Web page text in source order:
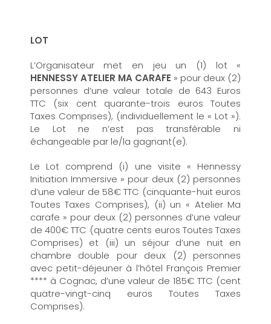
LOT
L’Organisateur met en jeu un (1) lot «
HENNESSY ATELIER MA CARAFE » pour deux (2)
personnes d’une valeur totale de 643 Euros
TTC (six cent quarante-trois euros Toutes
Taxes Comprises), (individuellement le « Lot »).
Le Lot ne n’est pas transférable ni
échangeable par le/la gagnant(e).
Le Lot comprend (i) une visite « Hennessy
Initiation Immersive » pour deux (2) personnes
d’une valeur de 58€ TTC (cinquante-huit euros
Toutes Taxes Comprises), (ii) un « Atelier Ma
carafe » pour deux (2) personnes d’une valeur
de 400€ TTC (quatre cents euros Toutes Taxes
Comprises) et (iii) un séjour d’une nuit en
chambre double pour deux (2) personnes
avec petit-déjeuner à l’hôtel François Premier
**** à Cognac, d’une valeur de 185€ TTC (cent
quatre-vingt-cinq euros Toutes Taxes
Comprises).